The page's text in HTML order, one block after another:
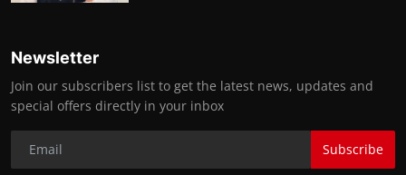
Newsletter
Join our subscribers list to get the latest news, updates and
special offers directly in your inbox
Subscribe